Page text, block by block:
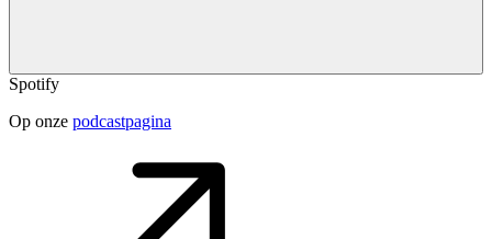
Spotify
Op onze podcastpagina